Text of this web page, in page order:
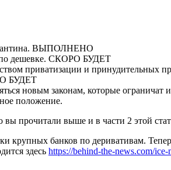
ВЫПОЛНЕНО
по дешевке. СКОРО БУДЕТ
приватизации и принудительных
БУДЕТ
новым законам, которые ограничат
положение.
вы прочитали выше и в части 2 этой
крупных банков по деривативам.
здесь https://behind-the-news.com/